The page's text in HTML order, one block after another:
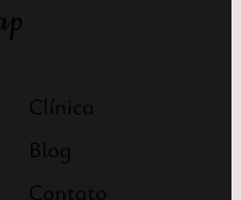
Clínica
Blog
Contato